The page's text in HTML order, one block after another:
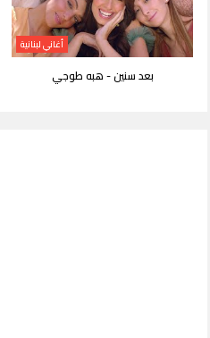
أغاني لبنانية
بعد سنين - هبه طوجي